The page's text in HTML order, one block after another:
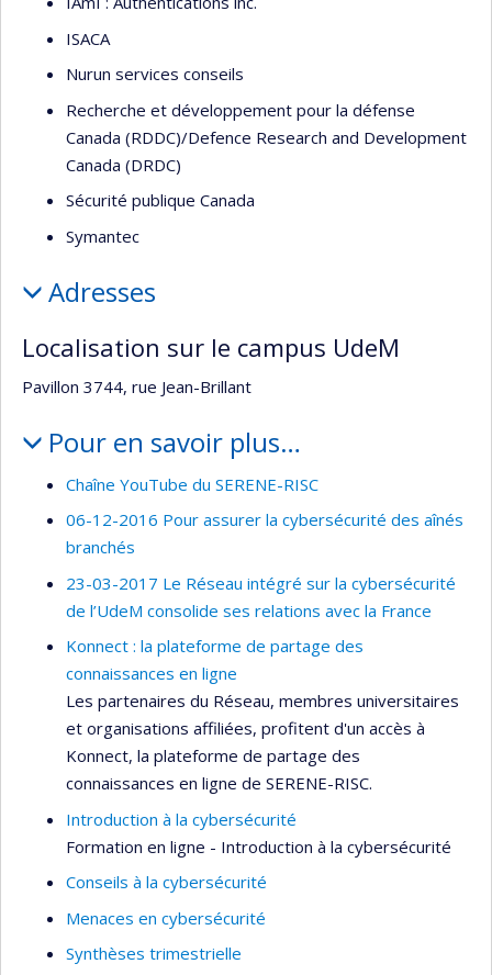
ISACA
Nurun services conseils
Recherche et développement pour la défense
Canada (RDDC)/Defence Research and Development
Canada (DRDC)
Sécurité publique Canada
Symantec
Adresses
Localisation sur le campus UdeM
Pavillon 3744, rue Jean-Brillant
Pour en savoir plus…
Chaîne YouTube du SERENE-RISC
06-12-2016 Pour assurer la cybersécurité des aînés
branchés
23-03-2017 Le Réseau intégré sur la cybersécurité
de l’UdeM consolide ses relations avec la France
Konnect : la plateforme de partage des
connaissances en ligne
Les partenaires du Réseau, membres universitaires
et organisations affiliées, profitent d'un accès à
Konnect, la plateforme de partage des
connaissances en ligne de SERENE-RISC.
Introduction à la cybersécurité
Formation en ligne - Introduction à la cybersécurité
Conseils à la cybersécurité
Menaces en cybersécurité
Synthèses trimestrielle